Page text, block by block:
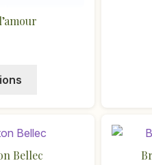
variations.
Les
Bellec